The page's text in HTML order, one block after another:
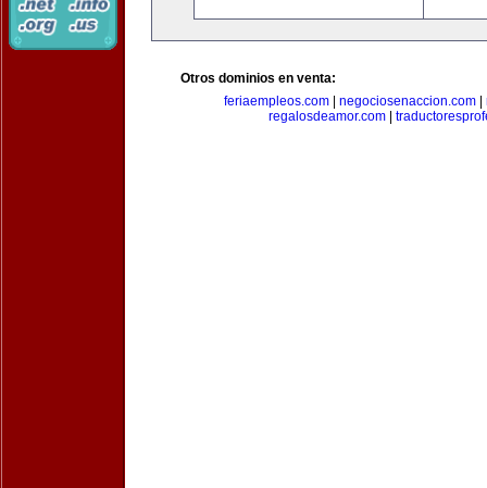
Otros dominios en venta:
feriaempleos.com
negociosenaccion.com
regalosdeamor.com